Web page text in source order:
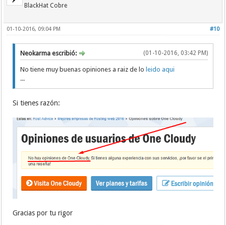
BlackHat Cobre
#10
01-10-2016, 09:04 PM
(01-10-2016, 03:42 PM)
Neokarma escribió:
No tiene muy buenas opiniones a raiz de loleido aqui
...
Si tienes razón:
Gracias por tu rigor